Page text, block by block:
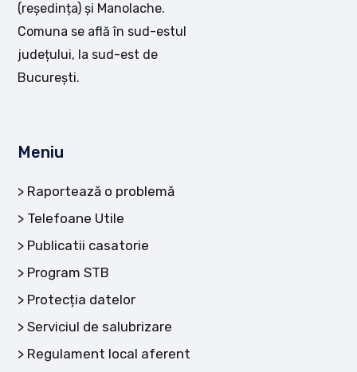
(reședința) și Manolache.
Comuna se află în sud-estul
județului, la sud-est de
București.
Meniu
Raportează o problemă
Telefoane Utile
Publicatii casatorie
Program STB
Protecția datelor
Serviciul de salubrizare
Regulament local aferent